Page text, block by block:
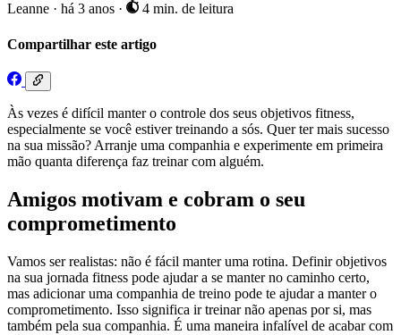
Leanne · há 3 anos · 4 min. de leitura
Compartilhar este artigo
Às vezes é difícil manter o controle dos seus objetivos fitness,
especialmente se você estiver treinando a sós. Quer ter mais sucesso
na sua missão? Arranje uma companhia e experimente em primeira
mão quanta diferença faz treinar com alguém.
Amigos motivam e cobram o seu
comprometimento
Vamos ser realistas: não é fácil manter uma rotina. Definir objetivos
na sua jornada fitness pode ajudar a se manter no caminho certo,
mas adicionar uma companhia de treino pode te ajudar a manter o
comprometimento. Isso significa ir treinar não apenas por si, mas
também pela sua companhia. É uma maneira infalível de acabar com